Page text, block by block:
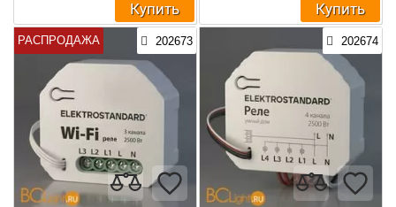
Купить Купить
РАСПРОДАЖА 202673 202674